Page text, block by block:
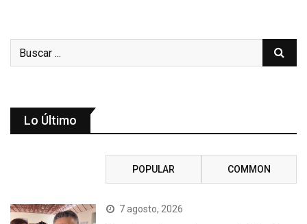
Lo Último
POPULAR COMMON
7 agosto, 2026